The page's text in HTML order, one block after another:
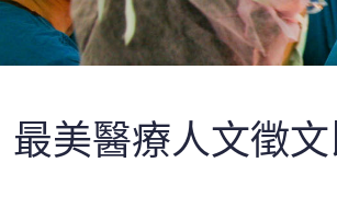
最美醫療人文徵